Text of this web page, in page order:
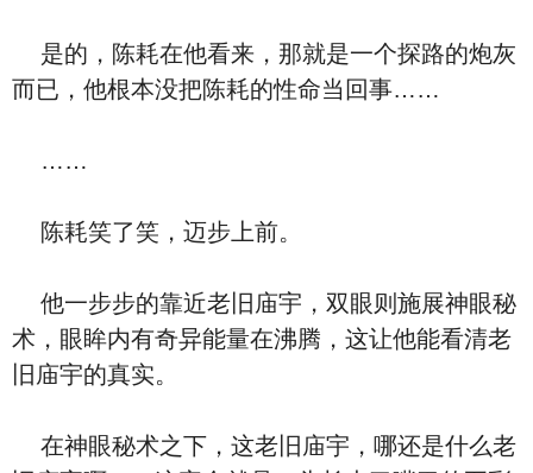
是的，陈耗在他看来，那就是一个探路的炮灰
而已，他根本没把陈耗的性命当回事……
……
陈耗笑了笑，迈步上前。
他一步步的靠近老旧庙宇，双眼则施展神眼秘
术，眼眸内有奇异能量在沸腾，这让他能看清老
旧庙宇的真实。
在神眼秘术之下，这老旧庙宇，哪还是什么老